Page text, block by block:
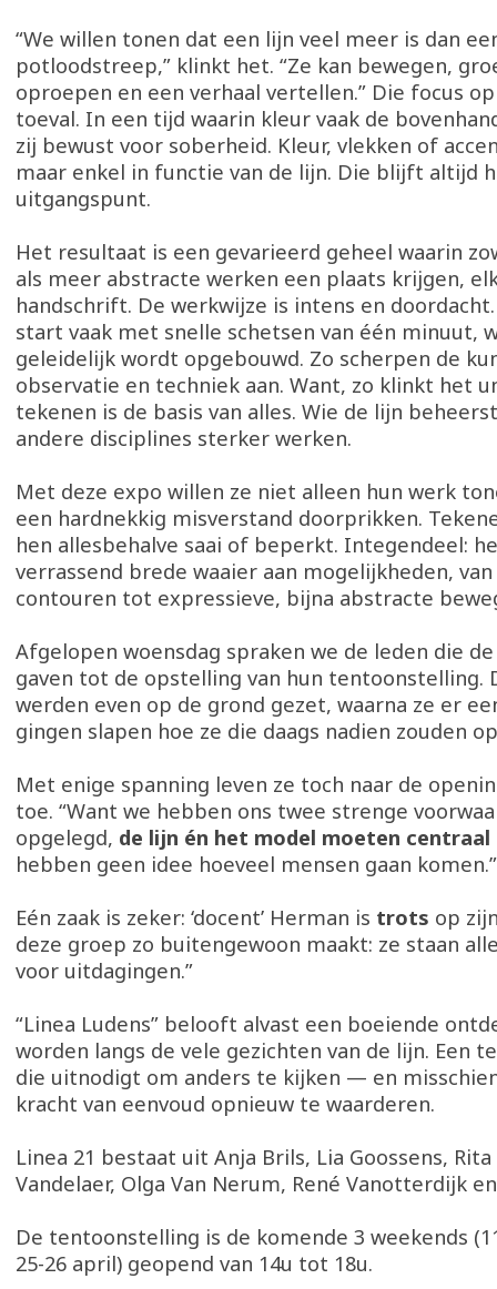
“We willen tonen dat een lijn veel meer is dan
potloodstreep,” klinkt het. “Ze kan bewegen,
oproepen en een verhaal vertellen.” Die focus
toeval. In een tijd waarin kleur vaak de
zij bewust voor soberheid. Kleur, vlekken of
maar enkel in functie van de lijn. Die blijft altijd
uitgangspunt.
Het resultaat is een gevarieerd geheel waarin
als meer abstracte werken een plaats krijgen,
handschrift. De werkwijze is intens en doordacht.
start vaak met snelle schetsen van één minuut,
geleidelijk wordt opgebouwd. Zo scherpen de
observatie en techniek aan. Want, zo klinkt het
tekenen is de basis van alles. Wie de lijn
andere disciplines sterker werken.
Met deze expo willen ze niet alleen hun werk
een hardnekkig misverstand doorprikken.
hen allesbehalve saai of beperkt. Integendeel:
verrassend brede waaier aan mogelijkheden,
contouren tot expressieve, bijna abstracte
Afgelopen woensdag spraken we de leden die
gaven tot de opstelling van hun tentoonstelling.
werden even op de grond gezet, waarna ze er
gingen slapen hoe ze die daags nadien zouden
Met enige spanning leven ze toch naar de
toe. “Want we hebben ons twee strenge
opgelegd, de lijn én het model moeten centraal
hebben geen idee hoeveel mensen gaan
Eén zaak is zeker: ‘docent’ Herman is trots op
deze groep zo buitengewoon maakt: ze staan
voor uitdagingen.”
“Linea Ludens” belooft alvast een boeiende
worden langs de vele gezichten van de lijn. Een
die uitnodigt om anders te kijken — en
kracht van eenvoud opnieuw te waarderen.
Linea 21 bestaat uit Anja Brils, Lia Goossens,
Vandelaer, Olga Van Nerum, René Vanotterdijk
De tentoonstelling is de komende 3 weekends
25-26 april) geopend van 14u tot 18u.